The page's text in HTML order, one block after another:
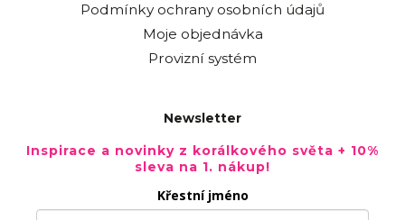
Podmínky ochrany osobních údajů
Moje objednávka
Provizní systém
Newsletter
Inspirace a novinky z korálkového světa + 10%
sleva na 1. nákup!
Křestní jméno